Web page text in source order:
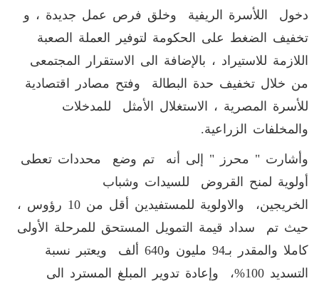
دخول اللأسرة الريفية وخلق فرص عمل جديدة ، و
تخفيف الضغط على الحكومة لتوفير العملة الصعبة
اللازمة للاستيراد ، بالإضافة الى الاستقرار المجتمعى
من خلال تخفيف حدة البطالة وفتح مصادر اقتصادية
للأسرة المصرية ، الاستغلال الأمثل للمدخلات
والمخلفات الزراعية.
وأشارت " محرز " إلى أنه تم وضع محددات تعطى
أولوية لمنح القروض للسيدات وشباب
الخريجين، والاولوية للمستفيدين أقل من 10 رؤوس ،
حيث تم سداد قيمة التمويل المستحق للمرحلة الأولى
كاملا والمقدر بـ94 مليون و640 ألف ويعتبر نسبة
التسديد 100%، وإعادة تدوير المبلغ المسترد الى